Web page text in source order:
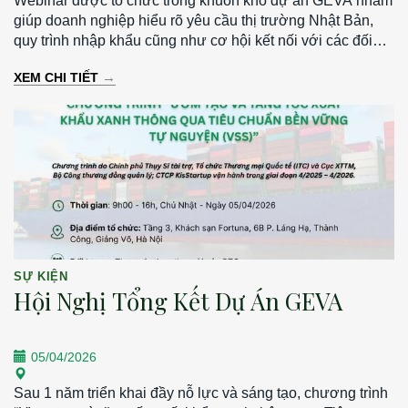
giúp doanh nghiệp hiểu rõ yêu cầu thị trường Nhật Bản,
quy trình nhập khẩu cũng như cơ hội kết nối với các đối
30/03/2026 - Hình thức: Trực tuyến qua Zoom - Ngôn ngữ:
XEM CHI TIẾT →
SỰ KIỆN
Hội Nghị Tổng Kết Dự Án GEVA
05/04/2026
Sau 1 năm triển khai đầy nỗ lực và sáng tạo, chương trình